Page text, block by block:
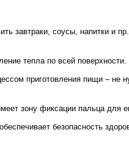
завтраки, соусы, напитки и
тепла по всей поверхности.
приготовления пищи – не
зону фиксации пальца для
безопасность